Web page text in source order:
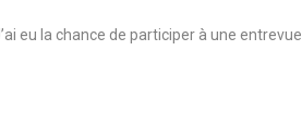
eu la chance de participer à une entrevue